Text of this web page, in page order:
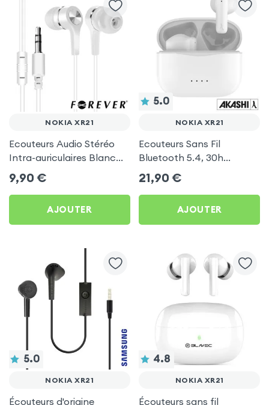
NOKIA XR21
Ecouteurs Audio Stéréo
Intra-auriculaires Blanc
by Forever pour Nokia
XR21
9,90 €
AJOUTER
5.0
NOKIA XR21
Ecouteurs Sans Fil
Bluetooth 5.4, 30h
d'autonomie, Son Stéréo,
Akashi - Blanc pour Nokia
XR21
21,90 €
AJOUTER
5.0
NOKIA XR21
Écouteurs d'origine
4.8
NOKIA XR21
Écouteurs sans fil